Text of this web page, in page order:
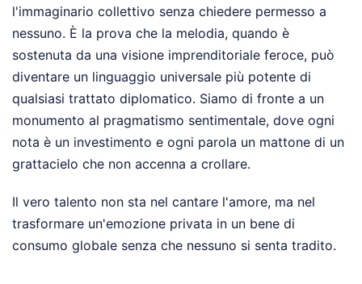
l'immaginario collettivo senza chiedere permesso a
nessuno. È la prova che la melodia, quando è
sostenuta da una visione imprenditoriale feroce, può
diventare un linguaggio universale più potente di
qualsiasi trattato diplomatico. Siamo di fronte a un
monumento al pragmatismo sentimentale, dove ogni
nota è un investimento e ogni parola un mattone di un
grattacielo che non accenna a crollare.
Il vero talento non sta nel cantare l'amore, ma nel
trasformare un'emozione privata in un bene di
consumo globale senza che nessuno si senta tradito.